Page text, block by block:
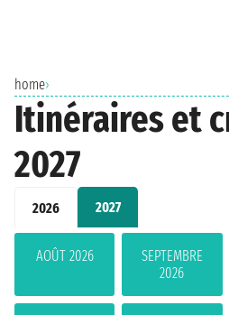
home›
Itinéraires et
2027
2026 2027
AOÛT 2026
SEPTEMBRE
2026